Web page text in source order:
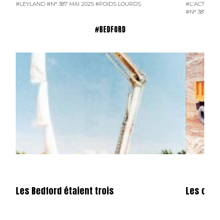
#LEYLAND #N° 387 MAI 2025 #POIDS LOURDS
#N° 387 MAI
#BEDFORD
Les Bedford étaient trois Les